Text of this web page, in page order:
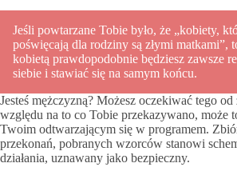
Jeśli powtarzane Tobie było, że „kobiety,
poświęcają dla rodziny są złymi matkami”,
kobietą prawdopodobnie będziesz zawsze
siebie i stawiać się na samym końcu.
Jesteś mężczyzną? Możesz oczekiwać tego
względu na to co Tobie przekazywano, może
Twoim odtwarzającym się w programem.
przekonań, pobranych wzorców stanowi
działania, uznawany jako bezpieczny.